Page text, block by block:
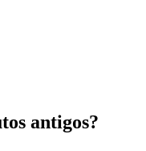
antigos?